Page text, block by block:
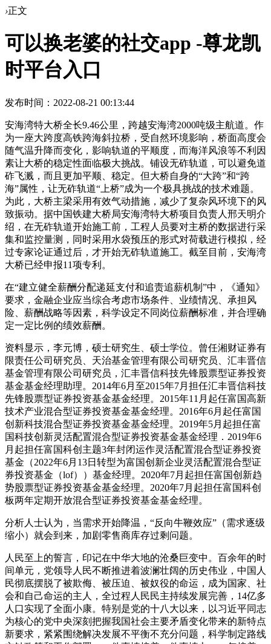
›正文
可以换老婆的社交app -尊龙凯
时平台入口
发布时间：2022-08-21 00:13:44
安海湾特大桥全长9.46公里，跨越安海湾2000吨级主航道。作
为一座大跨度高铁跨海斜拉桥，受自然环境影响，桥面高度会
随气温升降而变化，影响轨道的平顺度，而海洋风浪等不利因
素让大桥的稳定性面临极大挑战。铺设无砟轨道，可以避免道
砟飞溅，而且更加平顺、稳定。但大桥自身的“大跨”和“跨
海”属性，让无砟轨道“上桥”成为一个极具挑战的技术难题。
为此，大桥主梁采用有效气动措施，减少了复杂风环境下的风
致振动。据中国铁建大桥局安海湾特大桥项目负责人邢天明介
绍，在无砟轨道开始施工前，工程人员要对主桥的数据进行采
集和监控量测，同时采用水袋预压的形式对荷载进行模拟，经
过专家论证通过后，才开始无砟轨道施工。截至目前，安海湾
大桥已经申报11项专利。
在“建立健全薪酬分配递延支付和追责追薪机制”中，《通知》
要求，金融企业应当综合考虑市场条件、业绩情况、承担风
险、薪酬战略等因素，科学设定不同岗位薪酬标准，并合理确
定一定比例的绩效薪酬。
资料显示，李元博，硕士研究生、硕士学位。曾任湘财证券有
限责任公司研究员、天治基金管理有限公司研究员、汇丰晋信
基金管理有限公司研究员，汇丰晋信科技先锋股票型证券投资
基金基金经理助理。2014年6月至2015年7月担任汇丰晋信科技
先锋股票型证券投资基金基金经理。2015年11月起任富国高新
技术产业混合型证券投资基金基金经理。2016年6月起任富国
创新科技混合型证券投资基金基金经理。2019年5月起担任富
国科技创新灵活配置混合型证券投资基金基金经理．2019年6
月起担任富国科创主题3年封闭运作灵活配置混合型证券投资
基金（2022年6月13日转型为富国创新企业灵活配置混合型证
券投资基金（lof））基金经理。2020年7月起担任富国创新趋
势股票型证券投资基金基金经理。2020年7月起担任富国科创
板两年定期开放混合型证券投资基金基金经理。
分析人士认为，当需求开始降温，“反向牛鞭效应”（需求逐级
缩小）就会到来，加剧零售商库存过剩问题。
人民至上的誓言，印记在中华大地的沧桑巨变中。百余年的时
间单元，党领导人民不断推进着波澜壮阔的历史伟业，中国人
民彻底摆脱了被欺侮、被压迫、被奴役的命运，成为国家、社
会和自己命运的主人，全过程人民民主持续发展完善，14亿多
人口实现了全面小康。特别是党的十八大以来，以习近平同志
为核心的党中央深刻把握我国社会主要矛盾变化带来的新特点
新要求，紧紧围绕解决发展不平衡不充分问题，科学制定路线